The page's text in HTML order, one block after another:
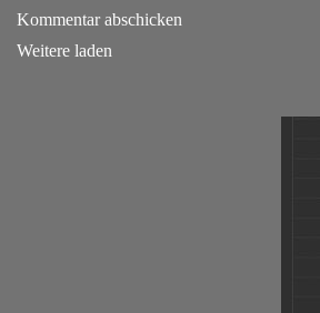
Kommentar abschicken
Weitere laden